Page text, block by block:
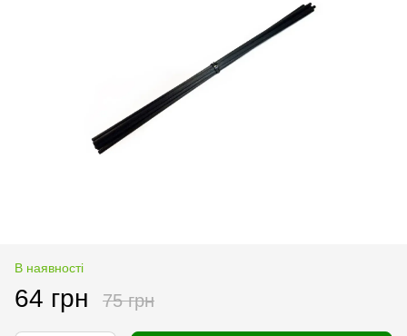
В наявності
64 грн 75 грн